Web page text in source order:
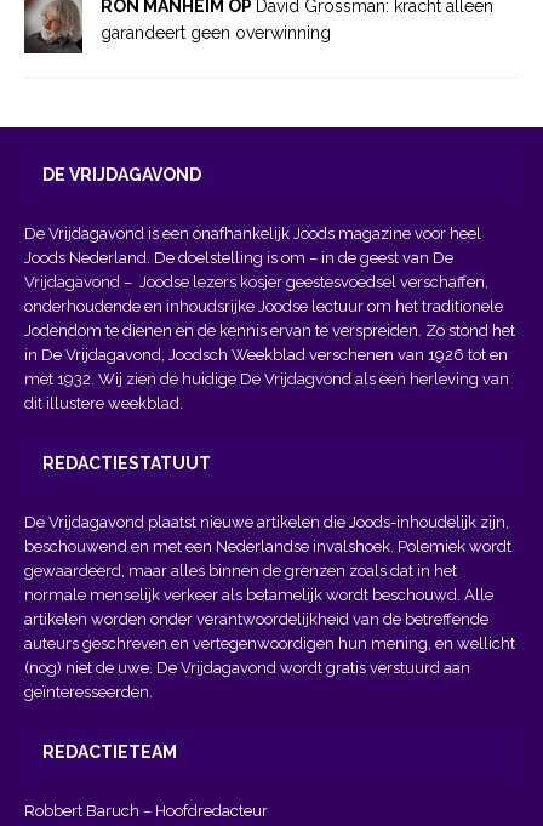
RON MANHEIM OP David Grossman: kracht alleen
garandeert geen overwinning
DE VRIJDAGAVOND
De Vrijdagavond is een onafhankelijk Joods magazine voor heel
Joods Nederland. De doelstelling is om – in de geest van De
Vrijdagavond – Joodse lezers kosjer geestesvoedsel verschaffen,
onderhoudende en inhoudsrijke Joodse lectuur om het traditionele
Jodendom te dienen en de kennis ervan te verspreiden. Zo stond het
in De Vrijdagavond, Joodsch Weekblad verschenen van 1926 tot en
met 1932. Wij zien de huidige De Vrijdagvond als een herleving van
dit illustere weekblad.
REDACTIESTATUUT
De Vrijdagavond plaatst nieuwe artikelen die Joods-inhoudelijk zijn,
beschouwend en met een Nederlandse invalshoek. Polemiek wordt
gewaardeerd, maar alles binnen de grenzen zoals dat in het
normale menselijk verkeer als betamelijk wordt beschouwd. Alle
artikelen worden onder verantwoordelijkheid van de betreffende
auteurs geschreven en vertegenwoordigen hun mening, en wellicht
(nog) niet de uwe. De Vrijdagavond wordt gratis verstuurd aan
geïnteresseerden.
REDACTIETEAM
Robbert Baruch – Hoofdredacteur